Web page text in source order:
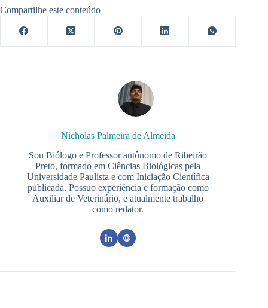
Compartilhe este conteúdo
Nicholas Palmeira de Almeida
Sou Biólogo e Professor autônomo de Ribeirão
Preto, formado em Ciências Biológicas pela
Universidade Paulista e com Iniciação Científica
publicada. Possuo experiência e formação como
Auxiliar de Veterinário, e atualmente trabalho
como redator.